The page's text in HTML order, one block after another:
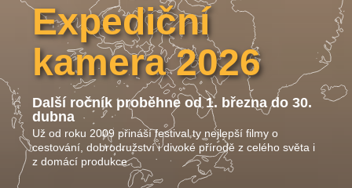
Expediční
kamera 2026
Další ročník proběhne od 1. března do 30.
dubna
Už od roku 2009 přináší festival ty nejlepší filmy o
cestování, dobrodružství i divoké přírodě z celého světa i
z domácí produkce.